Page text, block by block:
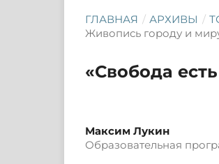
ГЛАВНАЯ / АРХИВЫ /
Живопись городу и
«Свобода
Максим Лукин
Образовательная